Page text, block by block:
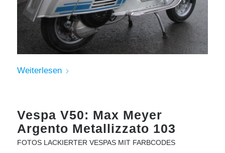
Weiterlesen
Vespa V50: Max Meyer
Argento Metallizzato 103
FOTOS LACKIERTER VESPAS MIT FARBCODES